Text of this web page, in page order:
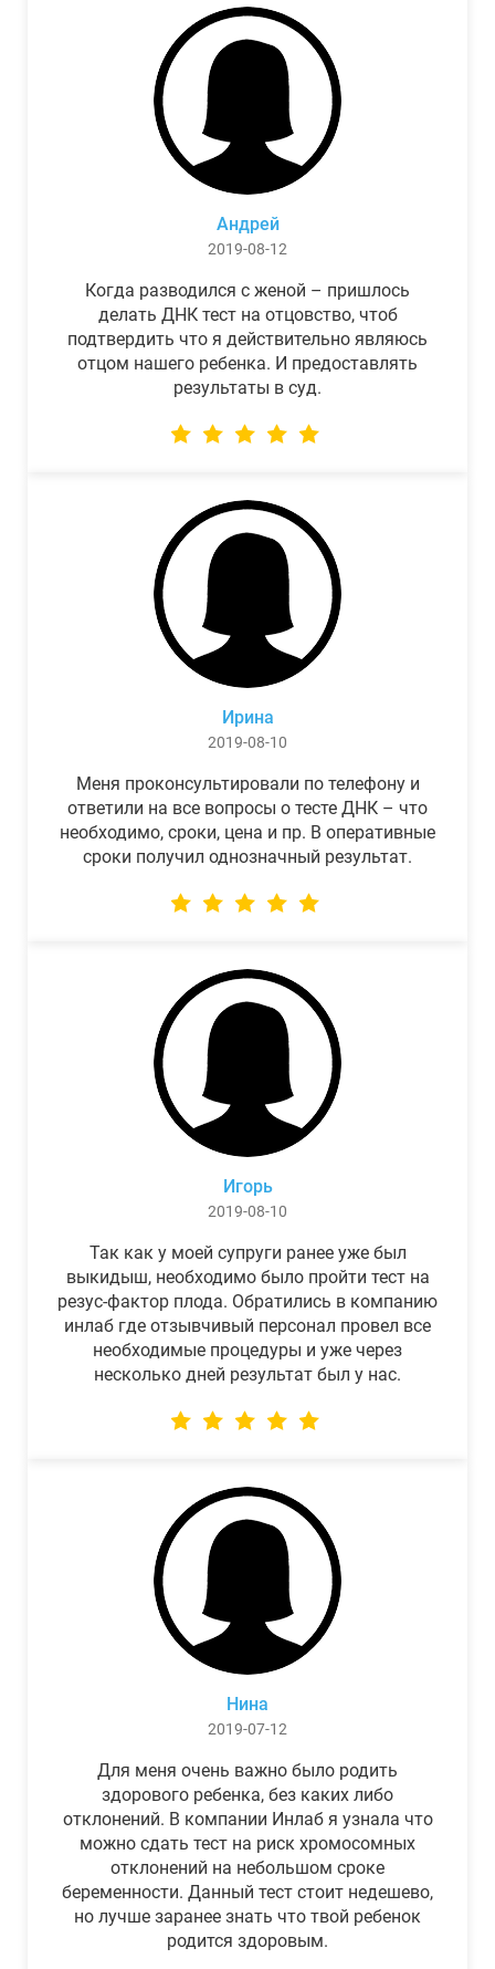
Андрей
2019-08-12
Когда разводился с женой – пришлось
делать ДНК тест на отцовство, чтоб
подтвердить что я действительно являюсь
отцом нашего ребенка. И предоставлять
результаты в суд.
Ирина
2019-08-10
Меня проконсультировали по телефону и
ответили на все вопросы о тесте ДНК – что
необходимо, сроки, цена и пр. В оперативные
сроки получил однозначный результат.
Игорь
2019-08-10
Так как у моей супруги ранее уже был
выкидыш, необходимо было пройти тест на
резус-фактор плода. Обратились в компанию
инлаб где отзывчивый персонал провел все
необходимые процедуры и уже через
несколько дней результат был у нас.
Нина
2019-07-12
Для меня очень важно было родить
здорового ребенка, без каких либо
отклонений. В компании Инлаб я узнала что
можно сдать тест на риск хромосомных
отклонений на небольшом сроке
беременности. Данный тест стоит недешево,
но лучше заранее знать что твой ребенок
родится здоровым.